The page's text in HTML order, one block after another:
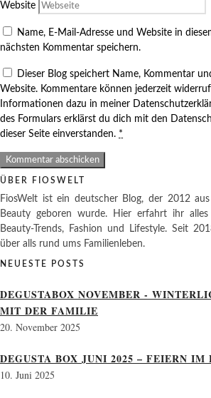
Website
Name, E-Mail-Adresse und Website in
nächsten Kommentar speichern.
Dieser Blog speichert Name, Kommentar
Website. Kommentare können jederzeit
Informationen dazu in meiner
des Formulars erklärst du dich mit den
dieser Seite einverstanden. *
ÜBER FIOSWELT
FiosWelt ist ein deutscher Blog, der 2012
Beauty geboren wurde. Hier erfahrt ihr
Beauty-Trends, Fashion und Lifestyle. Seit
über alls rund ums Familienleben.
NEUESTE POSTS
DEGUSTABOX NOVEMBER -
MIT DER FAMILIE
20. November 2025
DEGUSTA BOX JUNI 2025 – FEIERN IM
10. Juni 2025